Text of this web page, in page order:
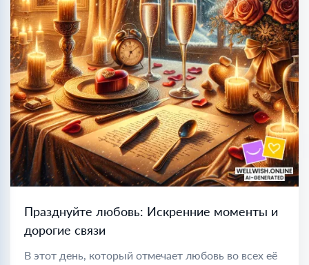
Празднуйте любовь: Искренние моменты и
дорогие связи
В этот день, который отмечает любовь во всех её